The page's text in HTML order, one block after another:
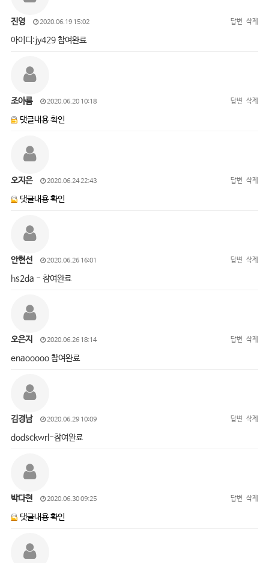
진영 2020.06.19 15:02 답변 삭제
아이디:jy429 참여완료
조아름 2020.06.20 10:18 답변 삭제
댓글내용 확인
오지은 2020.06.24 22:43 답변 삭제
댓글내용 확인
안현선 2020.06.26 16:01 답변 삭제
hs2da - 참여완료
오은지 2020.06.26 18:14 답변 삭제
enaooooo 참여완료
김경남 2020.06.29 10:09 답변 삭제
dodsckwrl-참여완료
박다현 2020.06.30 09:25 답변 삭제
댓글내용 확인